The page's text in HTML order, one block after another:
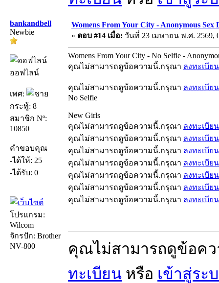
bankandbell
Newbie
ออฟไลน์
เพศ:
กระทู้: 8
สมาชิก Nº:
10850
คำขอบคุณ
-ได้ให้: 25
-ได้รับ: 0
โปรแกรม:
Wilcom
จักรปัก: Brother
NV-800
Womens From Your City - Anonymous Sex
« ตอบ #14 เมื่อ: วันที่ 23 เมษายน พ.ศ. 2569,
Womens From Your City - No Selfie -
คุณไม่สามารถดูข้อความนี้.กรุณา ลงทะเบียน
คุณไม่สามารถดูข้อความนี้.กรุณา ลงทะเบียน
No Selfie
New Girls
คุณไม่สามารถดูข้อความนี้.กรุณา ลงทะเบียน
คุณไม่สามารถดูข้อความนี้.กรุณา ลงทะเบียน
คุณไม่สามารถดูข้อความนี้.กรุณา ลงทะเบียน
คุณไม่สามารถดูข้อความนี้.กรุณา ลงทะเบียน
คุณไม่สามารถดูข้อความนี้.กรุณา ลงทะเบียน
คุณไม่สามารถดูข้อความนี้.กรุณา ลงทะเบียน
คุณไม่สามารถดูข้อความนี้.กรุณา ลงทะเบียน
คุณไม่สามารถดูข้อค
ทะเบียน หรือ เข้าสู่ระ